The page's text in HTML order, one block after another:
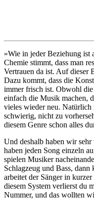
»Wie in jeder Beziehung ist
Chemie stimmt, dass man
Vertrauen da ist. Auf dieser
Dazu kommt, dass die
immer frisch ist. Obwohl
einfach die Musik machen,
vieles wieder neu.
schwierig, nicht zu
diesem Genre schon alles
Und deshalb haben wir
haben jeden Song einzeln
spielen Musiker
Schlagzeug und Bass,
arbeitet der Sänger in
diesem System verlierst du
Nummer, und das wollten